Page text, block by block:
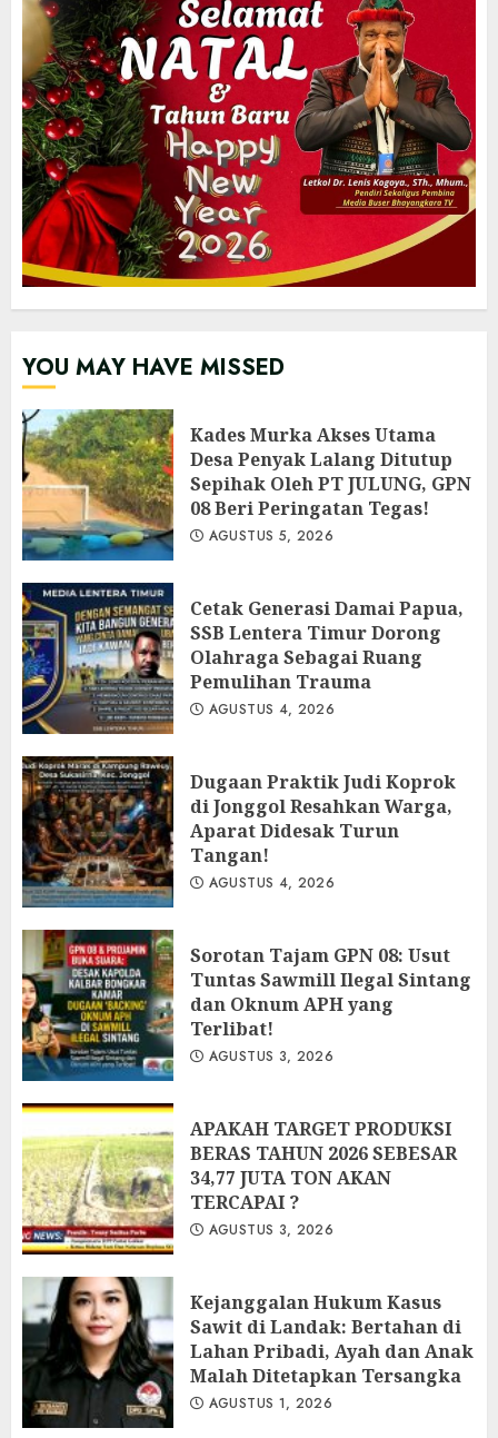
YOU MAY HAVE MISSED
Kades Murka Akses Utama
Desa Penyak Lalang Ditutup
Sepihak Oleh PT JULUNG, GPN
08 Beri Peringatan Tegas!
AGUSTUS 5, 2026
Cetak Generasi Damai Papua,
SSB Lentera Timur Dorong
Olahraga Sebagai Ruang
Pemulihan Trauma
AGUSTUS 4, 2026
Dugaan Praktik Judi Koprok
di Jonggol Resahkan Warga,
Aparat Didesak Turun
Tangan!
AGUSTUS 4, 2026
‎Sorotan Tajam GPN 08: Usut
Tuntas Sawmill Ilegal Sintang
dan Oknum APH yang
Terlibat!
AGUSTUS 3, 2026
APAKAH TARGET PRODUKSI
BERAS TAHUN 2026 SEBESAR
34,77 JUTA TON AKAN
TERCAPAI ?
AGUSTUS 3, 2026
Kejanggalan Hukum Kasus
Sawit di Landak: Bertahan di
Lahan Pribadi, Ayah dan Anak
Malah Ditetapkan Tersangka
AGUSTUS 1, 2026